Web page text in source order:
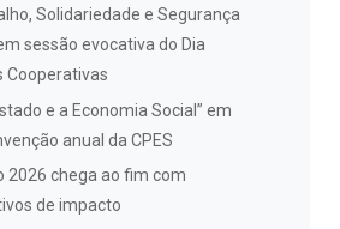
Solidariedade e Segurança
sessão evocativa do Dia
Cooperativas
e a Economia Social” em
anual da CPES
2026 chega ao fim com
de impacto